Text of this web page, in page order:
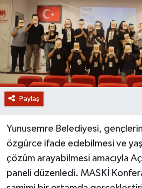
Paylaş
Yunusemre Belediyesi,
özgürce ifade edebilmesi ve
çözüm arayabilmesi amacıyla
paneli düzenledi. MASKİ
İLETİŞİM